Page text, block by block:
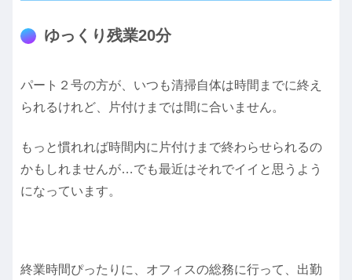
ゆっくり残業20分
パート２号の方が、いつも清掃自体は時間までに終え
られるけれど、片付けまでは間に合いません。
もっと慣れれば時間内に片付けまで終わらせられるの
かもしれませんが…でも最近はそれでイイと思うよう
になっています。
終業時間ぴったりに、オフィスの総務に行って、出勤